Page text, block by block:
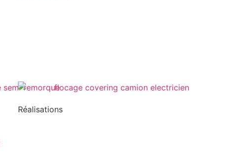
Réalisations